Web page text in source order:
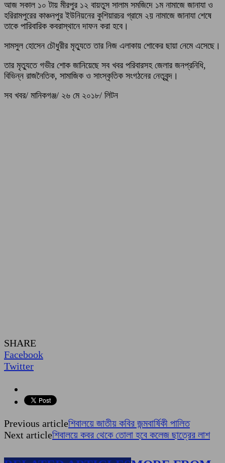
আজ সকাল ১০ টায় মীরপুর ১২ বায়তুস সালাম সমজিদে ১ম নামাজে জানাযা ও
হরিরামপুরের কাঞ্চনপুর ইউনিয়নের কুশিয়ারচর গ্রামে ২য় নামাজে জানাযা শেষে
তাকে পারিবারিক কবরাস্থানে দাফন করা হবে।
সামসুল হোসেন চৌধুরীর মৃত্যুতে তার নিজ এলাকায় শোকের ছায়া নেমে এসেছে।
তার মৃত্যুতে গভীর শোক জানিয়েছে সব খবর পরিবারসহ জেলার জনপ্রনিধি,
বিভিন্ন রাজনৈতিক, সামাজিক ও সাংস্কৃতিক সংগঠনের নেতৃবৃন্দ।
সব খবর/ মানিকগঞ্জ/ ২৬ মে ২০১৮/ লিটন
SHARE
Facebook
Twitter
Previous articleশিবালয়ে জাতীয় কবির জন্মবার্ষিকী পালিত
Next articleশিবালয়ে কবর থেকে তোলা হবে কলেজ ছাত্রের লাশ